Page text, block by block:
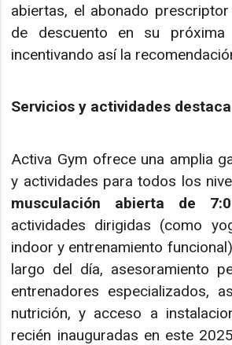
abiertas, el abonado
de descuento en su próxima
incentivando así la
Servicios y actividades
Activa Gym ofrece una amplia
y actividades para todos los
musculación abierta de
actividades dirigidas (como
indoor y entrenamiento
largo del día, asesoramiento
entrenadores especializados,
nutrición, y acceso a
recién inauguradas en este